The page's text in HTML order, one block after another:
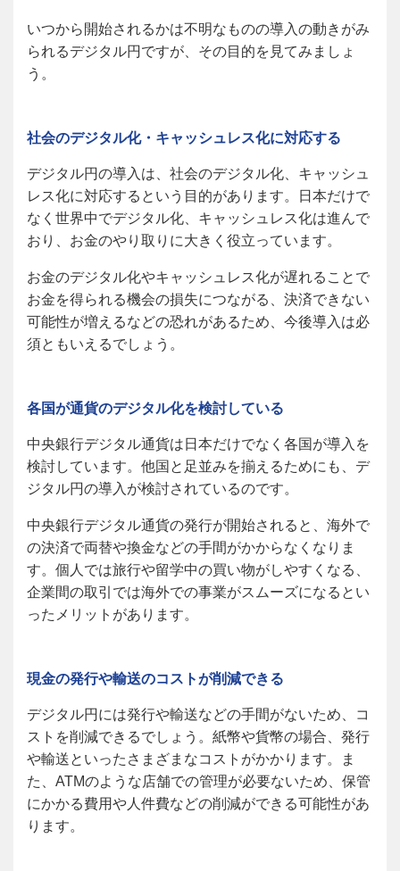
いつから開始されるかは不明なものの導入の動きがみ
られるデジタル円ですが、その目的を見てみましょ
う。
社会のデジタル化・キャッシュレス化に対応する
デジタル円の導入は、社会のデジタル化、キャッシュ
レス化に対応するという目的があります。日本だけで
なく世界中でデジタル化、キャッシュレス化は進んで
おり、お金のやり取りに大きく役立っています。
お金のデジタル化やキャッシュレス化が遅れることで
お金を得られる機会の損失につながる、決済できない
可能性が増えるなどの恐れがあるため、今後導入は必
須ともいえるでしょう。
各国が通貨のデジタル化を検討している
中央銀行デジタル通貨は日本だけでなく各国が導入を
検討しています。他国と足並みを揃えるためにも、デ
ジタル円の導入が検討されているのです。
中央銀行デジタル通貨の発行が開始されると、海外で
の決済で両替や換金などの手間がかからなくなりま
す。個人では旅行や留学中の買い物がしやすくなる、
企業間の取引では海外での事業がスムーズになるとい
ったメリットがあります。
現金の発行や輸送のコストが削減できる
デジタル円には発行や輸送などの手間がないため、コ
ストを削減できるでしょう。紙幣や貨幣の場合、発行
や輸送といったさまざまなコストがかかります。ま
た、ATMのような店舗での管理が必要ないため、保管
にかかる費用や人件費などの削減ができる可能性があ
ります。